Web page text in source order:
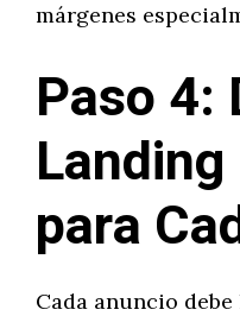
márgenes
Paso 4:
para
Cada anuncio